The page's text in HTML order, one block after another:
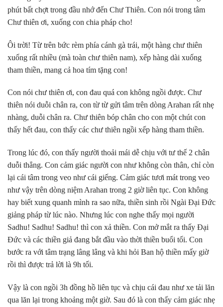
phút bất chợt trong đầu nhớ đến Chư Thiên. Con nói trong tâm
Chư thiên ơi, xuống con chia pháp cho!
Ôi trời! Từ trên bức rèm phía cánh gà trái, một hàng chư thiên
xuống rất nhiều (mà toàn chư thiên nam), xếp hàng dài xuống
tham thiền, mang cả hoa tím tặng con!
Con nói chư thiên ơi, con đau quá con không ngồi được. Chư
thiên nói duỗi chân ra, con từ từ gửi tâm trên dòng Arahan rất nhẹ
nhàng, duỗi chân ra. Chư thiên bóp chân cho con một chút con
thấy hết đau, con thấy các chư thiên ngồi xếp hàng tham thiền.
Trong lúc đó, con thấy người thoải mái dễ chịu với tư thế 2 chân
duỗi thẳng. Con cảm giác người con như không còn thân, chỉ còn
lại cái tâm trong veo như cái giếng. Cảm giác tươi mát trong veo
như vậy trên dòng niệm Arahan trong 2 giờ liên tục. Con không
hay biết xung quanh mình ra sao nữa, thiền sinh rồi Ngài Đại Đức
giảng pháp từ lúc nào. Nhưng lúc con nghe thấy mọi người
Sadhu! Sadhu! Sadhu! thì con xả thiền. Con mở mắt ra thấy Đại
Đức và các thiền giả đang bắt đầu vào thời thiền buổi tối. Con
bước ra với tâm trạng lâng lâng và khi hỏi Ban hộ thiền mấy giờ
rồi thì được trả lời là 9h tối.
Vậy là con ngồi 3h đồng hồ liên tục và chịu cái đau như xe tải lăn
qua lăn lại trong khoảng một giờ. Sau đó là con thấy cảm giác nhẹ